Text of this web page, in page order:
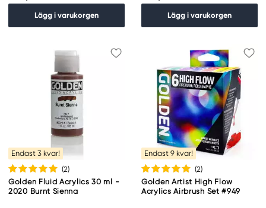
Lägg i varukorgen Lägg i varukorgen
Endast 3 kvar!
(2)
Golden Fluid Acrylics 30 ml -
2020 Burnt Sienna
Endast 9 kvar!
(2)
Golden Artist High Flow
Acrylics Airbrush Set #949